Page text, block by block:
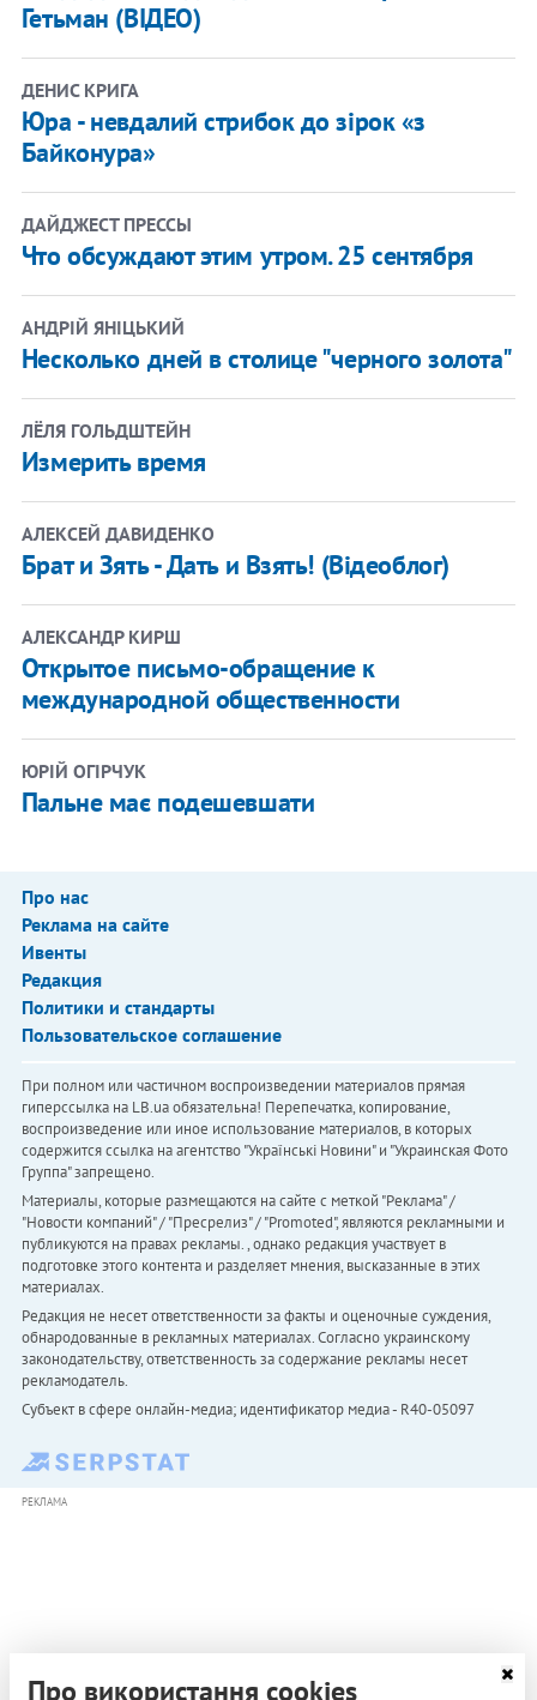
Гетьман (ВІДЕО)
ДЕНИС КРИГА
Юра - невдалий стрибок до зірок «з
Байконура»
ДАЙДЖЕСТ ПРЕССЫ
Что обсуждают этим утром. 25 сентября
АНДРІЙ ЯНІЦЬКИЙ
Несколько дней в столице "черного золота"
ЛЁЛЯ ГОЛЬДШТЕЙН
Измерить время
АЛЕКСЕЙ ДАВИДЕНКО
Брат и Зять - Дать и Взять! (Відеоблог)
АЛЕКСАНДР КИРШ
Открытое письмо-обращение к
международной общественности
ЮРІЙ ОГІРЧУК
Пальне має подешевшати
Про нас
Реклама на сайте
Ивенты
Редакция
Политики и стандарты
Пользовательское соглашение
При полном или частичном воспроизведении материалов прямая
гиперссылка на LB.ua обязательна! Перепечатка, копирование,
воспроизведение или иное использование материалов, в которых
содержится ссылка на агентство "Українськi Новини" и "Украинская Фото
Группа" запрещено.
Материалы, которые размещаются на сайте с меткой "Реклама" /
"Новости компаний" / "Пресрелиз" / "Promoted", являются рекламными и
публикуются на правах рекламы. , однако редакция участвует в
подготовке этого контента и разделяет мнения, высказанные в этих
материалах.
Редакция не несет ответственности за факты и оценочные суждения,
обнародованные в рекламных материалах. Согласно украинскому
законодательству, ответственность за содержание рекламы несет
рекламодатель.
Субъект в сфере онлайн-медиа; идентификатор медиа - R40-05097
РЕКЛАМА
Про використання cookies